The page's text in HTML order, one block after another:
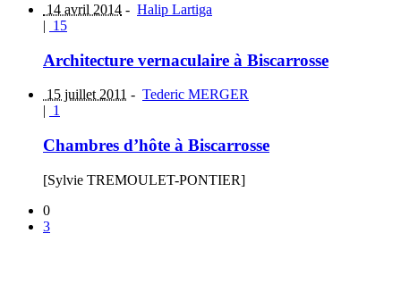
14 avril 2014 - Halip Lartiga
| 15
Architecture vernaculaire à Biscarrosse
15 juillet 2011 - Tederic MERGER
| 1
Chambres d’hôte à Biscarrosse
[Sylvie TREMOULET-PONTIER]
0
3